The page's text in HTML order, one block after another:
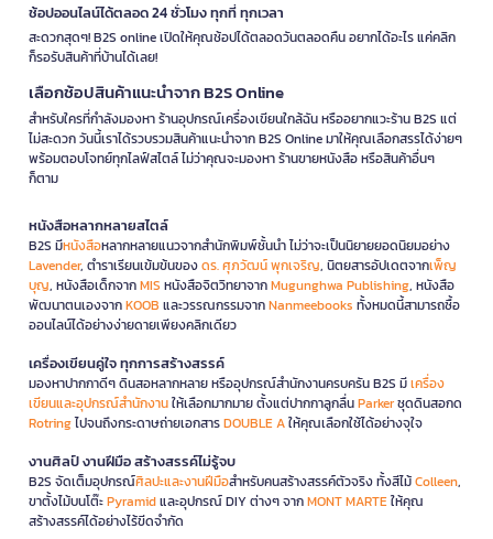
ช้อปออนไลน์ได้ตลอด 24 ชั่วโมง ทุกที่ ทุกเวลา
สะดวกสุดๆ! B2S online เปิดให้คุณช้อปได้ตลอดวันตลอดคืน อยากได้อะไร แค่คลิก
ก็รอรับสินค้าที่บ้านได้เลย!
เลือกช้อปสินค้าแนะนำจาก B2S Online
สำหรับใครที่กำลังมองหา ร้านอุปกรณ์เครื่องเขียนใกล้ฉัน หรืออยากแวะร้าน B2S แต่
ไม่สะดวก วันนี้เราได้รวบรวมสินค้าแนะนำจาก B2S Online มาให้คุณเลือกสรรได้ง่ายๆ
พร้อมตอบโจทย์ทุกไลฟ์สไตล์ ไม่ว่าคุณจะมองหา ร้านขายหนังสือ หรือสินค้าอื่นๆ
ก็ตาม
หนังสือหลากหลายสไตล์
B2S มีหนังสือหลากหลายแนวจากสำนักพิมพ์ชั้นนำ ไม่ว่าจะเป็นนิยายยอดนิยมอย่าง
Lavender, ตำราเรียนเข้มข้นของดร. ศุภวัฒน์ พุกเจริญ, นิตยสารอัปเดตจากเพ็ญ
บุญ, หนังสือเด็กจากMIS หนังสือจิตวิทยาจากMugunghwa Publishing, หนังสือ
พัฒนาตนเองจากKOOB และวรรณกรรมจากNanmeebooks ทั้งหมดนี้สามารถซื้อ
ออนไลน์ได้อย่างง่ายดายเพียงคลิกเดียว
เครื่องเขียนคู่ใจ ทุกการสร้างสรรค์
มองหาปากกาดีๆ ดินสอหลากหลาย หรืออุปกรณ์สำนักงานครบครัน B2S มีเครื่อง
เขียนและอุปกรณ์สำนักงานให้เลือกมากมาย ตั้งแต่ปากกาลูกลื่นParkerชุดดินสอกด
Rotringไปจนถึงกระดาษถ่ายเอกสารDOUBLE Aให้คุณเลือกใช้ได้อย่างจุใจ
งานศิลป์ งานฝีมือ สร้างสรรค์ไม่รู้จบ
B2S จัดเต็มอุปกรณ์ศิลปะและงานฝีมือสำหรับคนสร้างสรรค์ตัวจริง ทั้งสีไม้Colleen,
ขาตั้งไม้บนโต๊ะPyramidและอุปกรณ์ DIY ต่างๆ จากMONT MARTEให้คุณ
สร้างสรรค์ได้อย่างไร้ขีดจำกัด